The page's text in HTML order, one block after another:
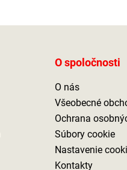
O spoločnosti
O nás
Všeobecné
Ochrana
Súbory cookie
Nastavenie
Kontakty